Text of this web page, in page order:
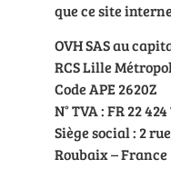
que ce site
OVH SAS au
RCS Lille
Code APE 2620Z
N° TVA : FR 22
Siège social : 2
Roubaix – France